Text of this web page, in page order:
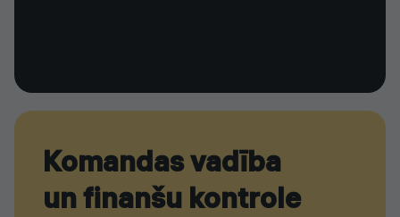
Komandas vadība
un finanšu kontrole